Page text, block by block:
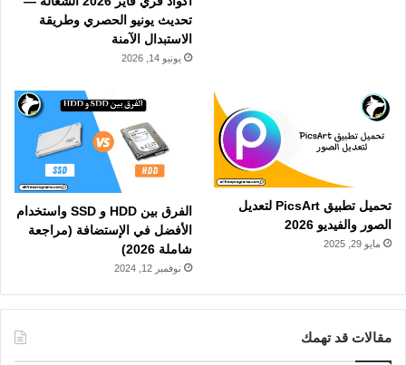
تحديث يونيو الحصري وطريقة
الاستبدال الآمنة
يونيو 14, 2026
تحميل تطبيق PicsArt لتعديل
الصور والفيديو 2026
مايو 29, 2025
الفرق بين HDD و SSD واستخدام
الأفضل في الإستضافة (مراجعة
شاملة 2026)
نوفمبر 12, 2024
مقالات قد تهمك